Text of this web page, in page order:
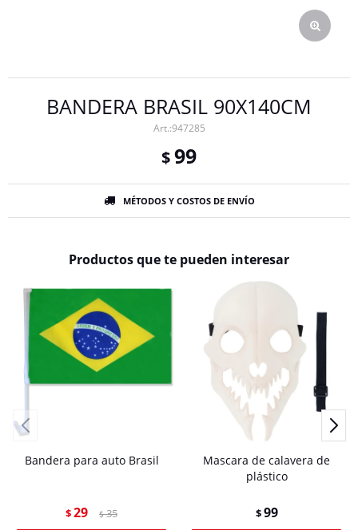
BANDERA BRASIL 90X140CM
947285
$99
MÉTODOS Y COSTOS DE ENVÍO
Productos que te pueden interesar
Bandera para auto Brasil
$29 $ 35
Mascara de calavera de
plástico
$99